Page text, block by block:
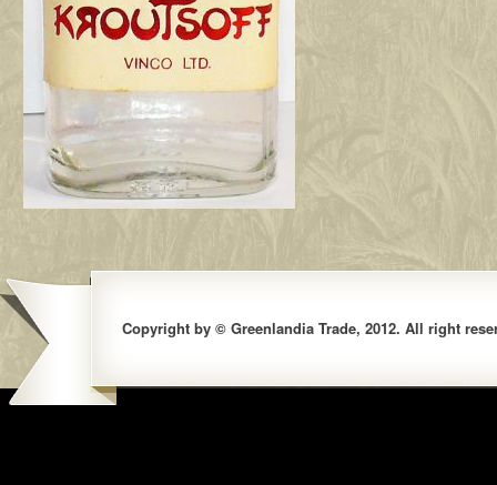
Copyright by © Greenlandia Trade, 2012. All right